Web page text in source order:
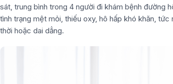
sát, trung bình trong 4 người đi khám bệnh đường
tình trạng mệt mỏi, thiếu oxy, hô hấp khó khăn,
thời hoặc dai dẳng.